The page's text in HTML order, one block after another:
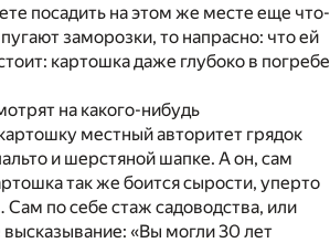
посадить на этом же месте еще что-
заморозки, то напрасно: что ей
картошка даже глубоко в погребе
на какого-нибудь
местный авторитет грядок
и шерстяной шапке. А он, сам
так же боится сырости, уперто
по себе стаж садоводства, или
высказывание: «Вы могли 30 лет